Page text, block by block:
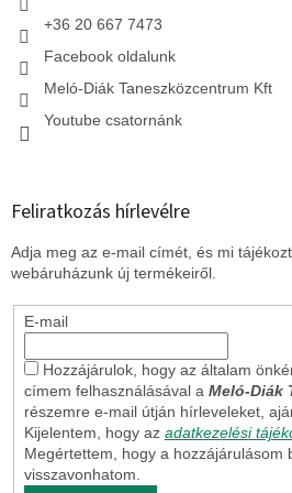
m
+36 20 667 7473
Facebook oldalunk
Meló-Diák Taneszközcentrum Kft
Youtube csatornánk
Feliratkozás hírlevélre
Adja meg az e-mail címét, és mi
webáruházunk új termékeiről.
E-mail
Hozzájárulok, hogy az általam
címem felhasználásával a Meló-Diák
részemre e-mail útján hírleveleket,
Kijelentem, hogy az adatkezelési
Megértettem, hogy a hozzájárulásom
visszavonhatom.